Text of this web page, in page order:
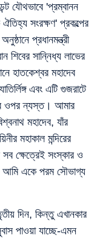
যৌথভাবে 'প্রম্বানন
ঐতিহ্য সংরক্ষণ' প্রকল্পের
প্রধানমন্ত্রী
শিবের সান্নিধ্য লাভের
হাতকেশ্বর মহাদেব
এবং এটি গুজরাটে
ওপর ন্যস্ত। আমার
মহাদেব, যাঁর
মহাকাল মন্দিরের
ক্ষেত্রেই সংস্কার ও
একে পরম সৌভাগ্য
দিন, কিন্তু এখানকার
পাওয়া যাচ্ছে-এমন